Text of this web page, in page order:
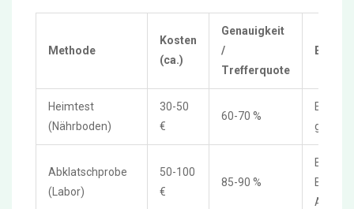
Methode
Kosten
(ca.)
Genauigkeit
/
Trefferquote
Heimtest
(Nährboden)
30-50
€
60-70 %
Erste
grobe
Abklatschprobe
(Labor)
50-100
€
85-90 %
Befälle,